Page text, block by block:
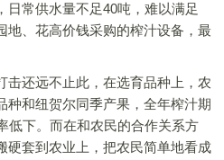
日常供水量不足40吨，难以满足
地、花高价钱采购的榨汁设备，最
还远不止此，在选育品种上，农
种和纽贺尔同季产果，全年榨汁期
低下。而在和农民的合作关系方
硬套到农业上，把农民简单地看成